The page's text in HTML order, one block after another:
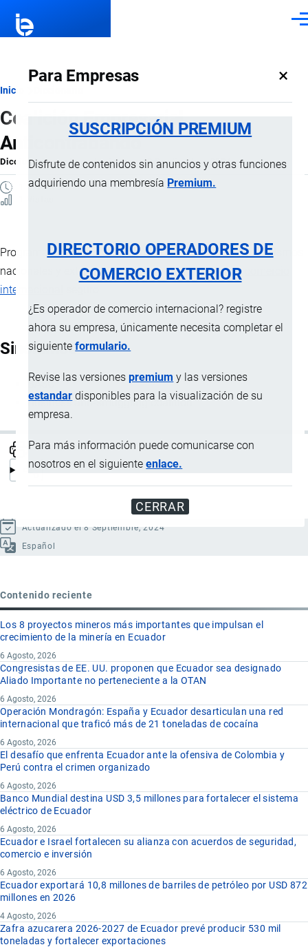
Para Empresas ×
SUSCRIPCIÓN PREMIUM
Disfrute de contenidos sin anuncios y otras funciones
adquiriendo una membresía Premium.
DIRECTORIO OPERADORES DE
COMERCIO EXTERIOR
¿Es operador de comercio internacional? registre
ahora su empresa, únicamente necesita completar el
siguienteformulario.
Revise las versionespremium y las versiones
estandar disponibles para la visualización de su
empresa.
Para más información puede comunicarse con
nosotros en el siguienteenlace.
CERRAR
Ruta
de
navegación
Inicio
Coalición Empresarial
Anticontrabando
DiccionarioporImportaciones …, 8 Septiembre, 2024
1 MINUTO
Programa de cooperación entre el sector privado y organismos
nacionales y extranjeros, creado para fomentar un
internacional
Sinónimos
BASC
Business anti-smuggling coalition
Actualizado el 8 Septiembre, 2024
Español
Contenido reciente
Los 8 proyectos mineros más importantes que impulsan el
crecimiento de la minería en Ecuador
6 Agosto, 2026
Congresistas de EE. UU. proponen que Ecuador sea designado
Aliado Importante no perteneciente a la OTAN
6 Agosto, 2026
Operación Mondragón: España y Ecuador desarticulan una red
internacional que traficó más de 21 toneladas de cocaína
6 Agosto, 2026
El desafío que enfrenta Ecuador ante la ofensiva de Colombia y
Perú contra el crimen organizado
6 Agosto, 2026
Banco Mundial destina USD 3,5 millones para fortalecer el sistema
eléctrico de Ecuador
6 Agosto, 2026
Ecuador e Israel fortalecen su alianza con acuerdos de seguridad,
comercio e inversión
6 Agosto, 2026
Ecuador exportará 10,8 millones de barriles de petróleo por USD 872
millones en 2026
4 Agosto, 2026
Zafra azucarera 2026-2027 de Ecuador prevé producir 530 mil
toneladas y fortalecer exportaciones